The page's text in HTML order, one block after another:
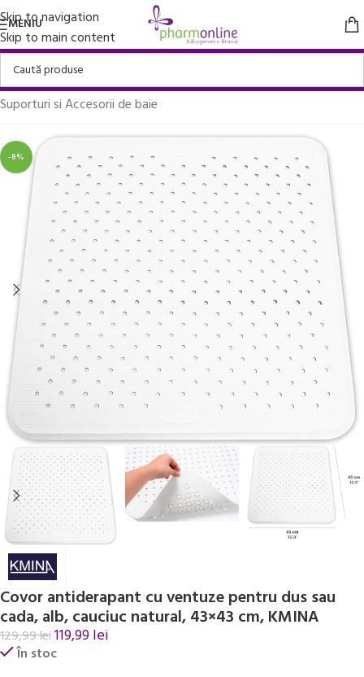
Skip to navigation
Skip to main content
MENIU
Prima pagină/Casa, Gradina si Bricolaj/
Suporturi si Accesorii de baie
-8%
Covor antiderapant cu ventuze pentru dus sau
cada, alb, cauciuc natural, 43×43 cm, KMINA
129,99lei119,99lei
În stoc